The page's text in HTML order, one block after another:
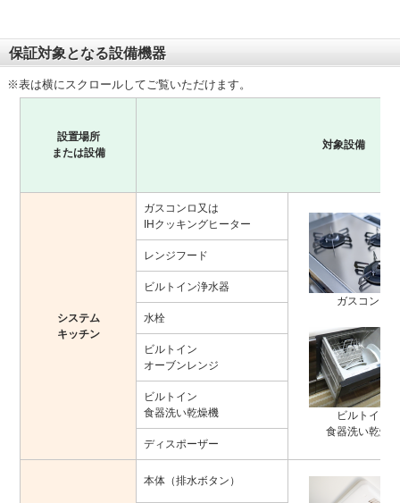
保証対象となる設備機器
※表は横にスクロールしてご覧いただけます。
設置場所
または設備
対象設備
システム
キッチン
ガスコンロ又は
IHクッキングヒーター
ガスコンロ
ビルトイン
食器洗い乾燥機
レンジフード
ビルトイン浄水器
水栓
ビルトイン
オーブンレンジ
ビルトイン
食器洗い乾燥機
ディスポーザー
本体（排水ボタン）